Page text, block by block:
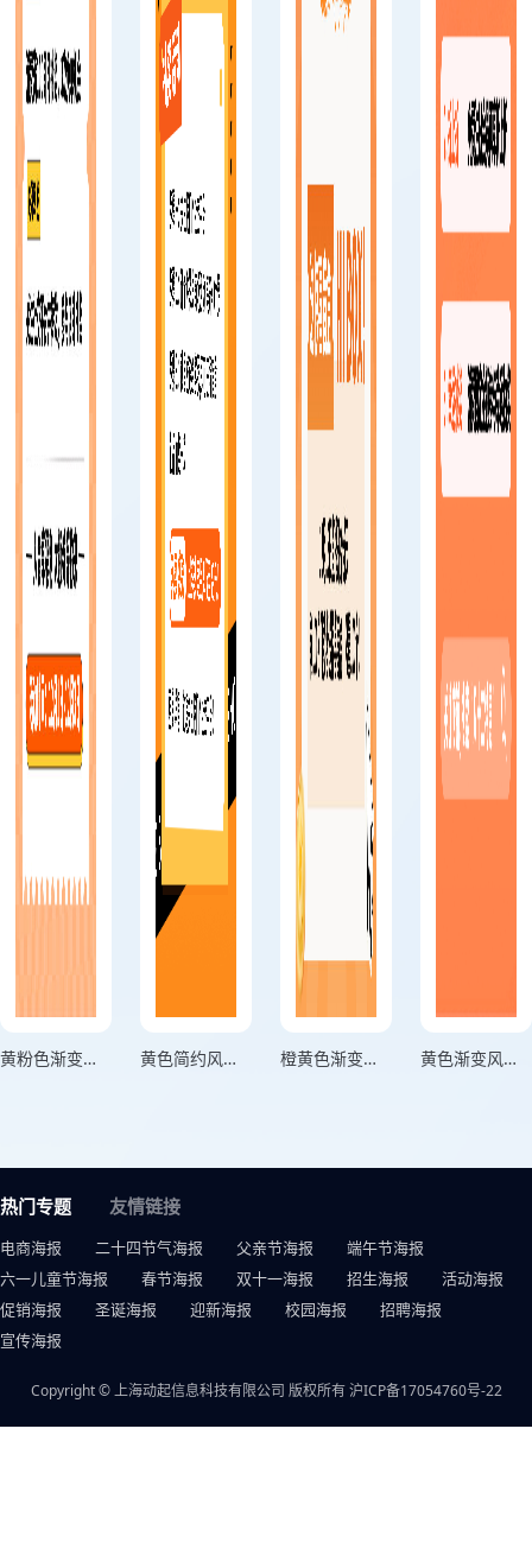
黄粉色渐变风年终好价节双十二电商宣传海报 黄色简约风狂欢盛典双十二电商宣传海报 橙黄色渐变风购物狂欢电商海报 黄色渐变风双十二年终钜惠活动宣传海报
热门专题 友情链接
电商海报 二十四节气海报 父亲节海报
端午节海报
六一儿童节海报
春节海报 双十一海报 招生海报
活动海报
促销海报
圣诞海报 迎新海报 校园海报
招聘海报
宣传海报
Copyright © 上海动起信息科技有限公司 版权所有沪ICP备17054760号-22